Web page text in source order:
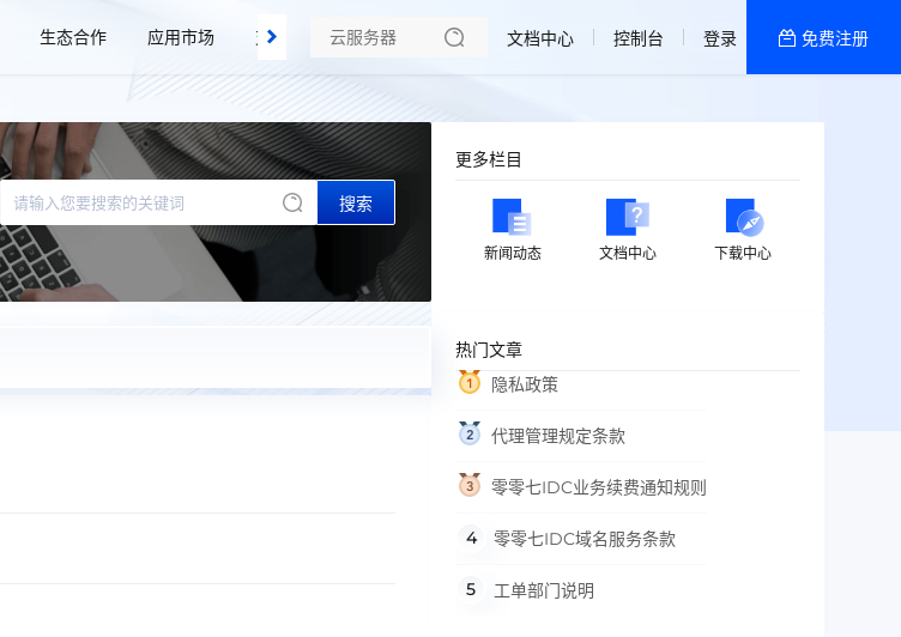
生态合作 应用市场 支持与服务
了解我们
文档中心 控制台 登录 免费注册
搜索
更多栏目
新闻动态 文档中心 下载中心
热门文章
隐私政策
代理管理规定条款
零零七IDC业务续费通知规则
零零七IDC域名服务条款
工单部门说明